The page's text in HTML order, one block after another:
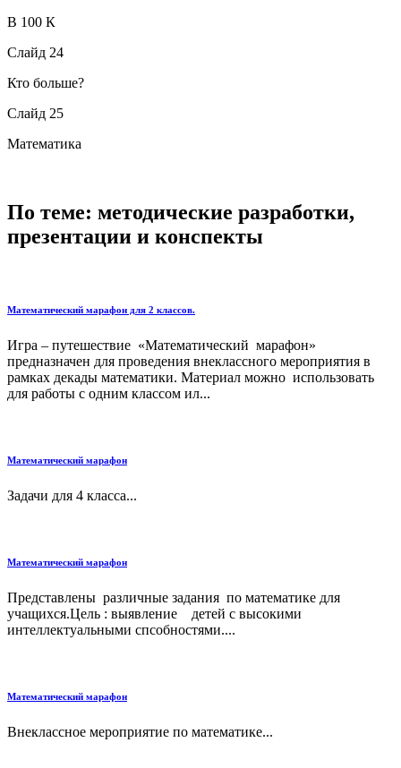
В 100 К
Слайд 24
Кто больше?
Слайд 25
Математика
По теме: методические разработки,
презентации и конспекты
Математический марафон для 2 классов.
Игра – путешествие «Математический марафон»
предназначен для проведения внеклассного мероприятия в
рамках декады математики. Материал можно использовать
для работы с одним классом ил...
Математический марафон
Задачи для 4 класса...
Математический марафон
Представлены различные задания по математике для
учащихся.Цель : выявление детей с высокими
интеллектуальными спсобностями....
Математический марафон
Внеклассное мероприятие по математике...